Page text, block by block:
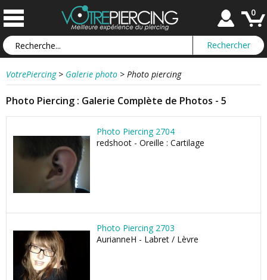
0
VotrePiercing > Galerie photo > Photo piercing
Photo Piercing : Galerie Complète de Photos - 5
Photo Piercing 2704
redshoot - Oreille : Cartilage
Photo Piercing 2703
AurianneH - Labret / Lèvre